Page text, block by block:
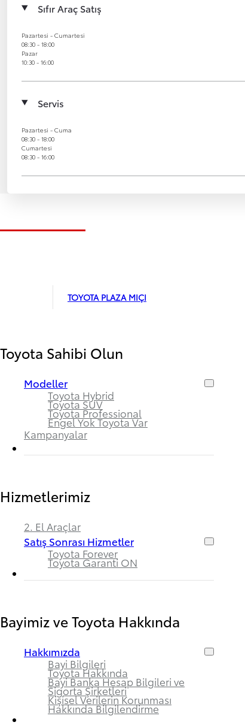
Sıfır Araç Satış
Pazartesi - Cumartesi
08:30 - 18:00
Pazar
10:30 - 16:00
Servis
Pazartesi - Cuma
08:30 - 18:00
Cumartesi
08:30 - 16:00
TOYOTA PLAZA MIÇI
Toyota Sahibi Olun
Modeller
Toyota Hybrid
Toyota SUV
Toyota Professional
Engel Yok Toyota Var
Kampanyalar
Hizmetlerimiz
2. El Araçlar
Satış Sonrası Hizmetler
Toyota Forever
Toyota Garanti ON
Bayimiz ve Toyota Hakkında
Hakkımızda
Bayi Bilgileri
Toyota Hakkında
Bayi Banka Hesap Bilgileri ve
Sigorta Şirketleri
Kişisel Verilerin Korunması
Hakkında Bilgilendirme